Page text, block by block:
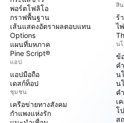
พอร์ตโฟลิโอ
กราฟพื้นฐาน
เส้นแสดงอัตราผลตอบแทน
Options
แผนที่มหภาค
Pine Script®
แอป
แอปมือถือ
เดสก์ท็อป
ชุมชน
เครือข่ายทางสังคม
กำแพงแห่งรัก
สิ
ร้
ไ
น
ข้
ค
น
น
ค
เ
โ
ส